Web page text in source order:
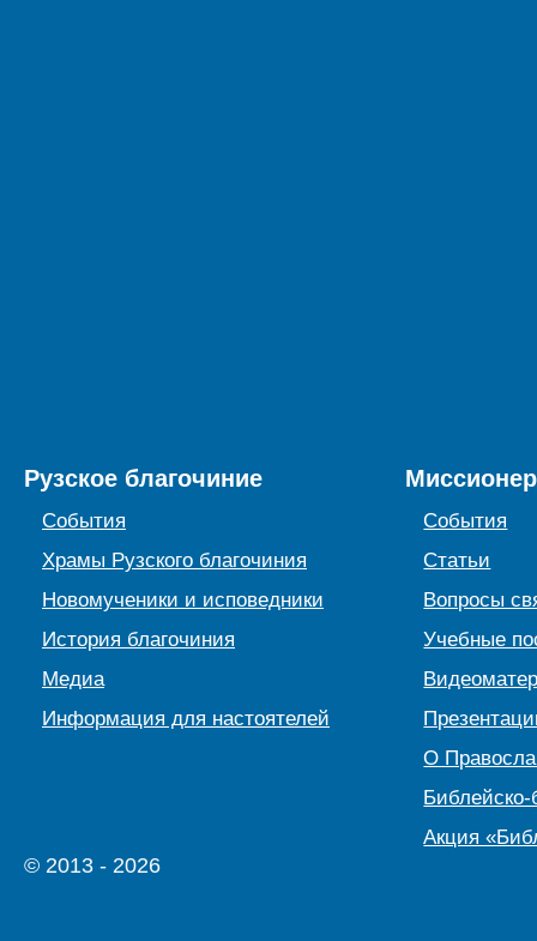
Рузское благочиние
События
Храмы Рузского благочиния
Новомученики и исповедники
История благочиния
Медиа
Информация для настоятелей
События
Статьи
Вопросы
Учебные
О
Библейско-
Акция
© 2013 - 2026